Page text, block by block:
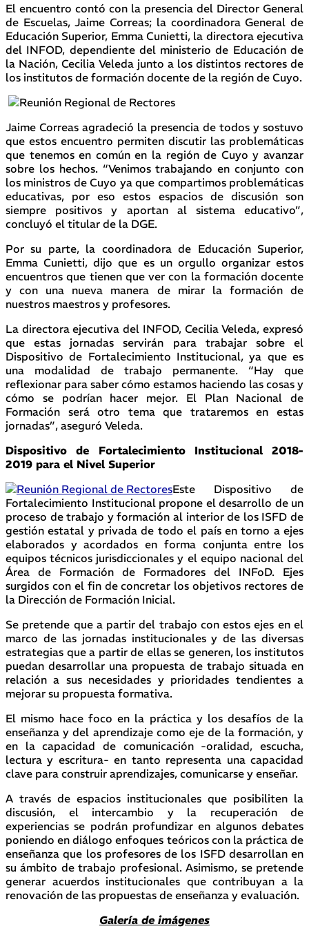
El encuentro contó con la presencia del Director General
de Escuelas, Jaime Correas; la coordinadora General de
Educación Superior, Emma Cunietti, la directora ejecutiva
del INFOD, dependiente del ministerio de Educación de
la Nación, Cecilia Veleda junto a los distintos rectores de
los institutos de formación docente de la región de Cuyo.
Jaime Correas agradeció la presencia de todos y sostuvo
que estos encuentro permiten discutir las problemáticas
que tenemos en común en la región de Cuyo y avanzar
sobre los hechos. “Venimos trabajando en conjunto con
los ministros de Cuyo ya que compartimos problemáticas
educativas, por eso estos espacios de discusión son
siempre positivos y aportan al sistema educativo”,
concluyó el titular de la DGE.
Por su parte, la coordinadora de Educación Superior,
Emma Cunietti, dijo que es un orgullo organizar estos
encuentros que tienen que ver con la formación docente
y con una nueva manera de mirar la formación de
nuestros maestros y profesores.
La directora ejecutiva del INFOD, Cecilia Veleda, expresó
que estas jornadas servirán para trabajar sobre el
Dispositivo de Fortalecimiento Institucional, ya que es
una modalidad de trabajo permanente. “Hay que
reflexionar para saber cómo estamos haciendo las cosas y
cómo se podrían hacer mejor. El Plan Nacional de
Formación será otro tema que trataremos en estas
jornadas”, aseguró Veleda.
Dispositivo de Fortalecimiento Institucional 2018-
2019 para el Nivel Superior
Este Dispositivo de
Fortalecimiento Institucional propone el desarrollo de un
proceso de trabajo y formación al interior de los ISFD de
gestión estatal y privada de todo el país en torno a ejes
elaborados y acordados en forma conjunta entre los
equipos técnicos jurisdiccionales y el equipo nacional del
Área de Formación de Formadores del INFoD. Ejes
surgidos con el fin de concretar los objetivos rectores de
la Dirección de Formación Inicial.
Se pretende que a partir del trabajo con estos ejes en el
marco de las jornadas institucionales y de las diversas
estrategias que a partir de ellas se generen, los institutos
puedan desarrollar una propuesta de trabajo situada en
relación a sus necesidades y prioridades tendientes a
mejorar su propuesta formativa.
El mismo hace foco en la práctica y los desafíos de la
enseñanza y del aprendizaje como eje de la formación, y
en la capacidad de comunicación -oralidad, escucha,
lectura y escritura- en tanto representa una capacidad
clave para construir aprendizajes, comunicarse y enseñar.
A través de espacios institucionales que posibiliten la
discusión, el intercambio y la recuperación de
experiencias se podrán profundizar en algunos debates
poniendo en diálogo enfoques teóricos con la práctica de
enseñanza que los profesores de los ISFD desarrollan en
su ámbito de trabajo profesional. Asimismo, se pretende
generar acuerdos institucionales que contribuyan a la
renovación de las propuestas de enseñanza y evaluación.
Galería de imágenes